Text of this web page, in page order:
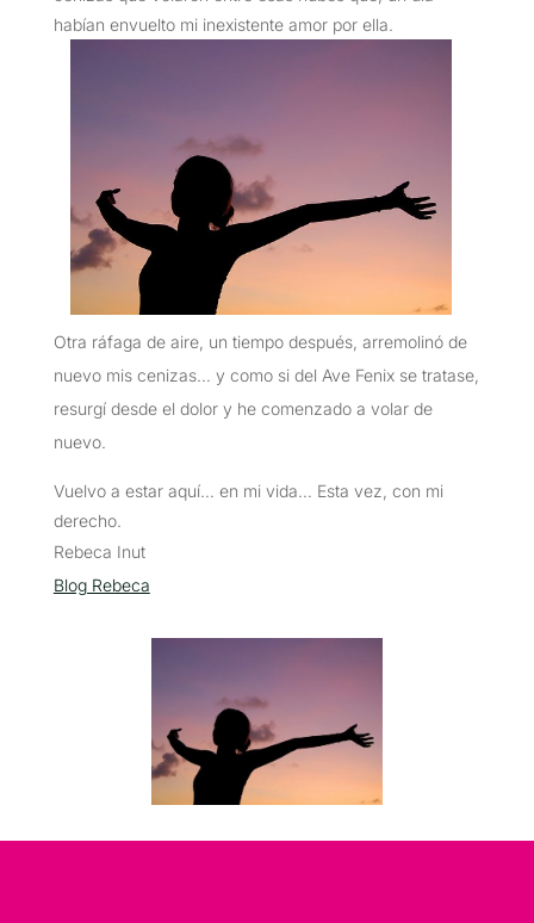
habían envuelto mi inexistente amor por ella.
Otra ráfaga de aire, un tiempo después, arremolinó de
nuevo mis cenizas… y como si del Ave Fenix se tratase,
resurgí desde el dolor y he comenzado a volar de
nuevo.
Vuelvo a estar aquí… en mi vida… Esta vez, con mi
derecho.
Rebeca Inut
Blog Rebeca